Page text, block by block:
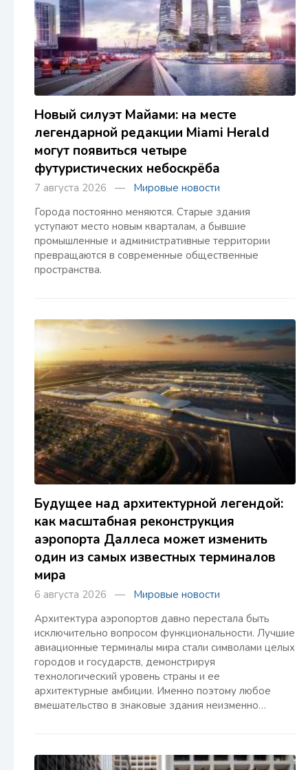
Новый силуэт Майами: на месте
легендарной редакции Miami Herald
могут появиться четыре
футуристических небоскрёба
7 августа 2026 — Мировые новости
Города постоянно меняются. Старые здания
уступают место новым кварталам, а бывшие
промышленные и административные территории
превращаются в современные общественные
пространства.
Будущее над архитектурной легендой:
как масштабная реконструкция
аэропорта Даллеса может изменить
один из самых известных терминалов
мира
6 августа 2026 — Мировые новости
Архитектура аэропортов давно перестала быть
исключительно вопросом функциональности. Лучшие
авиационные терминалы мира стали символами целых
городов и государств, демонстрируя
технологический уровень страны и ее
архитектурные амбиции. Именно поэтому любое
вмешательство в знаковые здания неизменно…